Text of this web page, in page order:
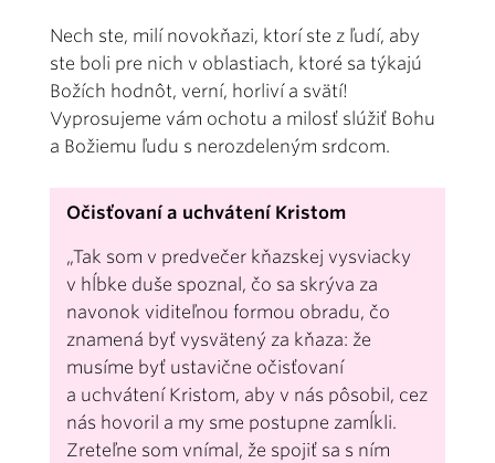
Nech ste, milí novokňazi, ktorí ste z ľudí, aby
ste boli pre nich v oblastiach, ktoré sa týkajú
Božích hodnôt, verní, horliví a svätí!
Vyprosujeme vám ochotu a milosť slúžiť Bohu
a Božiemu ľudu s nerozdeleným srdcom.
Očisťovaní a uchvátení Kristom
„Tak som v predvečer kňazskej vysviacky
v hĺbke duše spoznal, čo sa skrýva za
navonok viditeľnou formou obradu, čo
znamená byť vysvätený za kňaza: že
musíme byť ustavične očisťovaní
a uchvátení Kristom, aby v nás pôsobil, cez
nás hovoril a my sme postupne zamĺkli.
Zreteľne som vnímal, že spojiť sa s ním